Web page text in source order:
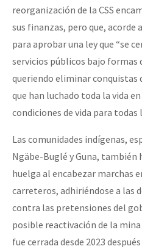
reorganización de la CSS
sus finanzas, pero que,
para aprobar una ley que “se
servicios públicos bajo formas
queriendo eliminar
que han luchado toda la vida
condiciones de vida para todas
Las comunidades indígenas,
Ngäbe-Buglé y Guna,
huelga al encabezar marchas
carreteros, adhiriéndose a las
contra las pretensiones del
posible reactivación de la
fue cerrada desde 2023